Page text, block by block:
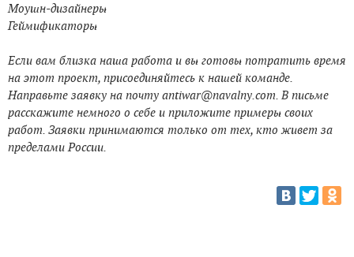
Моушн-дизайнеры
Геймификаторы
Если вам близка наша работа и вы готовы потратить время
на этот проект, присоединяйтесь к нашей команде.
Направьте заявку на почту antiwar@navalny.com. В письме
расскажите немного о себе и приложите примеры своих
работ. Заявки принимаются только от тех, кто живет за
пределами России.